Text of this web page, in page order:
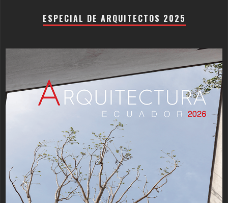
ESPECIAL DE ARQUITECTOS 2025